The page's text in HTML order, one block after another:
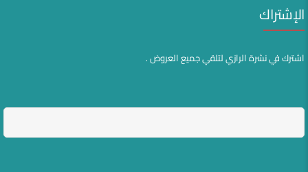
الإشتراك
اشترك في نشرة الرازي لتلقي جميع العروض .